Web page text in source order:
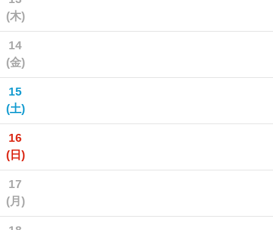
(木)
14
(金)
15
(土)
16
(日)
17
(月)